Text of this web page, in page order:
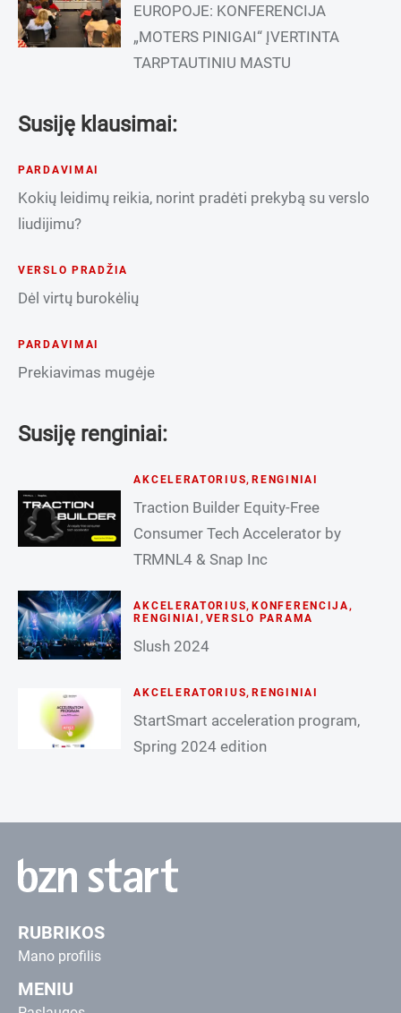
EUROPOJE: KONFERENCIJA
„MOTERS PINIGAI“ ĮVERTINTA
TARPTAUTINIU MASTU
Susiję klausimai:
PARDAVIMAI
Kokių leidimų reikia, norint pradėti prekybą su verslo
liudijimu?
VERSLO PRADŽIA
Dėl virtų burokėlių
PARDAVIMAI
Prekiavimas mugėje
Susiję renginiai:
AKCELERATORIUS,RENGINIAI
Traction Builder Equity-Free
Consumer Tech Accelerator by
TRMNL4 & Snap Inc
AKCELERATORIUS,KONFERENCIJA ,
RENGINIAI , VERSLO PARAMA
Slush 2024
AKCELERATORIUS,RENGINIAI
StartSmart acceleration program,
Spring 2024 edition
RUBRIKOS
Mano profilis
MENIU